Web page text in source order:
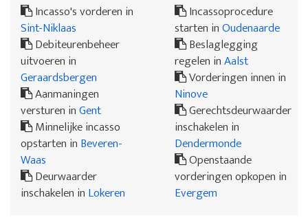
Incasso's vorderen in
Sint-Niklaas
Debiteurenbeheer
uitvoeren in
Geraardsbergen
Aanmaningen
versturen inGent
Minnelijke incasso
opstarten in Beveren-
Waas
Deurwaarder
inschakelen in Lokeren
Incassoprocedure
starten inOudenaarde
Beslaglegging
regelen inAalst
Vorderingen innen in
Ninove
Gerechtsdeurwaarder
inschakelen in
Dendermonde
Openstaande
vorderingen opkopen in
Evergem